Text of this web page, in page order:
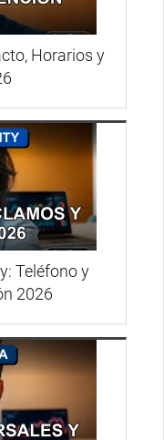
Horarios y
Teléfono y
2026